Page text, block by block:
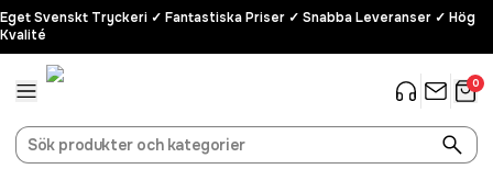
Eget Svenskt Tryckeri ✓ Fantastiska Priser ✓ Snabba Leveranser ✓ Hög
Kvalité
0